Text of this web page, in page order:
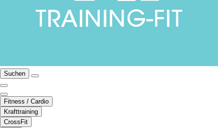
Suchen
Fitness / Cardio
Krafttraining
CrossFit